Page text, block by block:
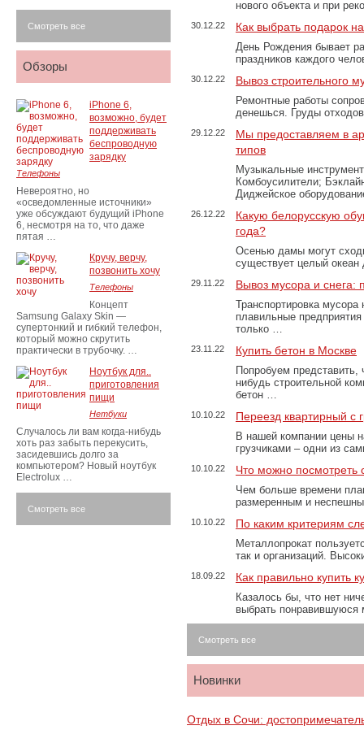
нового объекта и при
30.12.22 Как выбрать подарок
День Рождения бывает
праздников каждого
30.12.22 Вывоз строительного
Ремонтные работы
денешься. Груды
29.12.22
Мы предоставляем в
типов
Музыкальные
Комбоусилители;
Диджейское
26.12.22
Какую белорусскую
года?
Осенью дамы могут
существует целый
29.11.22 Вывоз мусора и
Транспортировка
плавильные
только …
23.11.22 Купить бетон в Москве
Попробуем представить,
нибудь строительной
бетон …
10.10.22 Переезд квартирный с
В нашей компании цены
грузчиками – одни из
10.10.22 Что можно посмотреть
Чем больше времени
размеренным и
10.10.22 По каким критериям
Металлопрокат
так и организаций.
18.09.22 Как правильно купить
Казалось бы, что нет
выбрать
Смотреть все
Новинки
Отдых в Сочи:
Смотреть все
Обзоры
iPhone 6,
возможно, будет
поддерживать
беспроводную
зарядку
Телефоны
Невероятно, но
«осведомленные источники»
уже обсуждают будущий iPhone
6, несмотря на то, что даже
пятая …
Кручу, верчу,
позвонить хочу
Телефоны
Концепт
Samsung Galaxy Skin —
супертонкий и гибкий телефон,
который можно скрутить
практически в трубочку. …
Ноутбук для..
приготовления
пищи
Нетбуки
Случалось ли вам когда-нибудь
хоть раз забыть перекусить,
засидевшись долго за
компьютером? Новый ноутбук
Electrolux …
Смотреть все